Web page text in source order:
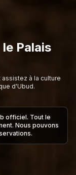
Palais
à la culture
d'Ubud.
officiel. Tout le
Nous pouvons